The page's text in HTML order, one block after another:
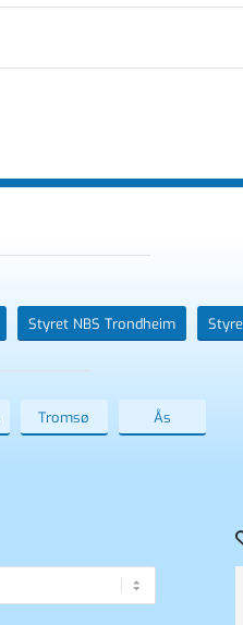
Styret NBS Trondheim
Tromsø Ås